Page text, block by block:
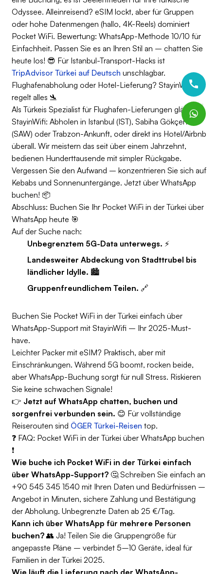
Odyssee. Alleinreisend? eSIM lockt, aber für Gruppen
oder hohe Datenmengen (hallo, 4K-Reels) dominiert
Pocket WiFi. Bewertung: WhatsApp-Methode 10/10 für
Einfachheit. Passen Sie es an Ihren Stil an – chatten Sie
heute los! 😎 Für Istanbul-Transport-Hacks ist
TripAdvisor Türkei auf Deutsch unschlagbar.
Flughafenabholung oder Hotel-Lieferung? StayinWifi
regelt alles 🛬
Als Türkeis Spezialist für Flughafen-Lieferungen glänzt
StayinWifi: Abholen in Istanbul (IST), Sabiha Gökçen
(SAW) oder Trabzon-Ankunft, oder direkt ins Hotel/Airbnb
überall. Wir meistern das seit über einem Jahrzehnt,
bedienen Hunderttausende mit simpler Rückgabe.
Vergessen Sie den Aufwand – konzentrieren Sie sich auf
Kebabs und Sonnenuntergänge. Jetzt über WhatsApp
buchen! 📦
Abschluss: Buchen Sie Ihr Pocket WiFi in der Türkei über
WhatsApp heute 🎯
Auf der Suche nach:
Unbegrenztem 5G-Data unterwegs. ⚡
Landesweiter Abdeckung von Stadttrubel bis
ländlicher Idylle. 🏙️
Gruppenfreundlichem Teilen. 🔗
Buchen Sie Pocket WiFi in der Türkei einfach über
WhatsApp-Support mit StayinWifi – Ihr 2025-Must-
have.
Leichter Packer mit eSIM? Praktisch, aber mit
Einschränkungen. Während 5G boomt, rocken beide,
aber WhatsApp-Buchung sorgt für null Stress. Riskieren
Sie keine schwachen Signale!
👉 Jetzt auf WhatsApp chatten, buchen und
sorgenfrei verbunden sein. 😊 Für vollständige
Reiserouten sind ÖGER Türkei-Reisen top.
❓ FAQ: Pocket WiFi in der Türkei über WhatsApp buchen
❗
Wie buche ich Pocket WiFi in der Türkei einfach
über WhatsApp-Support? 🤔 Schreiben Sie einfach an
+90 545 345 1540 mit Ihren Daten und Bedürfnissen –
Angebot in Minuten, sichere Zahlung und Bestätigung
der Abholung. Unbegrenzte Daten ab 25 €/Tag.
Kann ich über WhatsApp für mehrere Personen
buchen? 👥 Ja! Teilen Sie die Gruppengröße für
angepasste Pläne – verbindet 5–10 Geräte, ideal für
Familien in der Türkei 2025.
Wie läuft die Lieferung nach der WhatsApp-